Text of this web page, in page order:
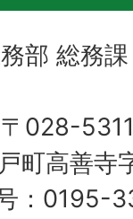
部 総務
〒028-
町高善寺
：0195-